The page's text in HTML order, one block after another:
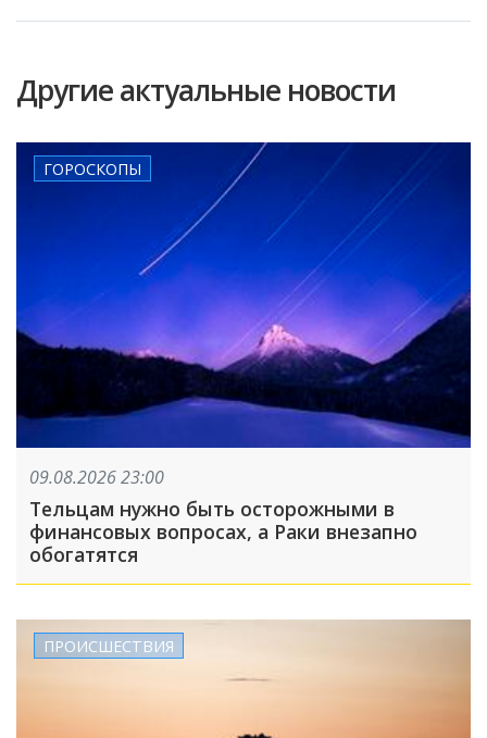
Другие актуальные новости
ГОРОСКОПЫ
09.08.2026 23:00
Тельцам нужно быть осторожными в
финансовых вопросах, а Раки внезапно
обогатятся
ПРОИСШЕСТВИЯ